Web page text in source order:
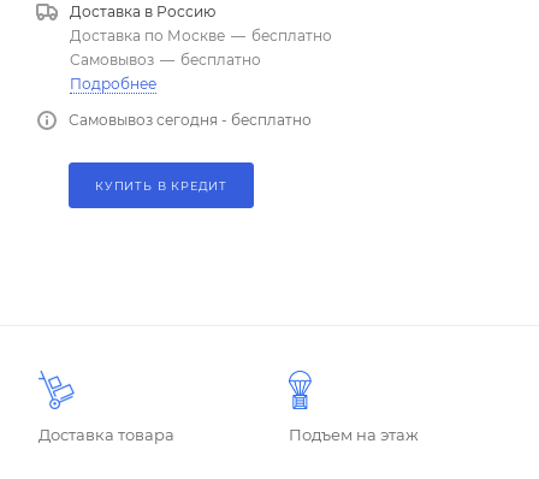
Доставка в Россию
Доставка по Москве — бесплатно
Самовывоз — бесплатно
Подробнее
Самовывоз сегодня - бесплатно
КУПИТЬ В КРЕДИТ
Доставка товара Подъем на этаж